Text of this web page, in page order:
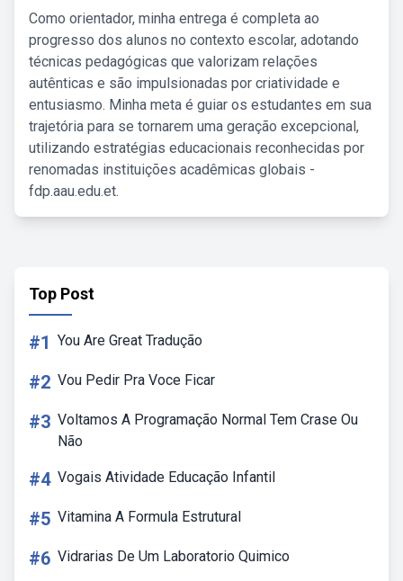
Como orientador, minha entrega é completa ao
progresso dos alunos no contexto escolar, adotando
técnicas pedagógicas que valorizam relações
autênticas e são impulsionadas por criatividade e
entusiasmo. Minha meta é guiar os estudantes em sua
trajetória para se tornarem uma geração excepcional,
utilizando estratégias educacionais reconhecidas por
renomadas instituições acadêmicas globais -
fdp.aau.edu.et.
Top Post
#1 You Are Great Tradução
#2 Vou Pedir Pra Voce Ficar
#3 Voltamos A Programação Normal Tem Crase Ou
Não
#4 Vogais Atividade Educação Infantil
#5 Vitamina A Formula Estrutural
#6 Vidrarias De Um Laboratorio Quimico